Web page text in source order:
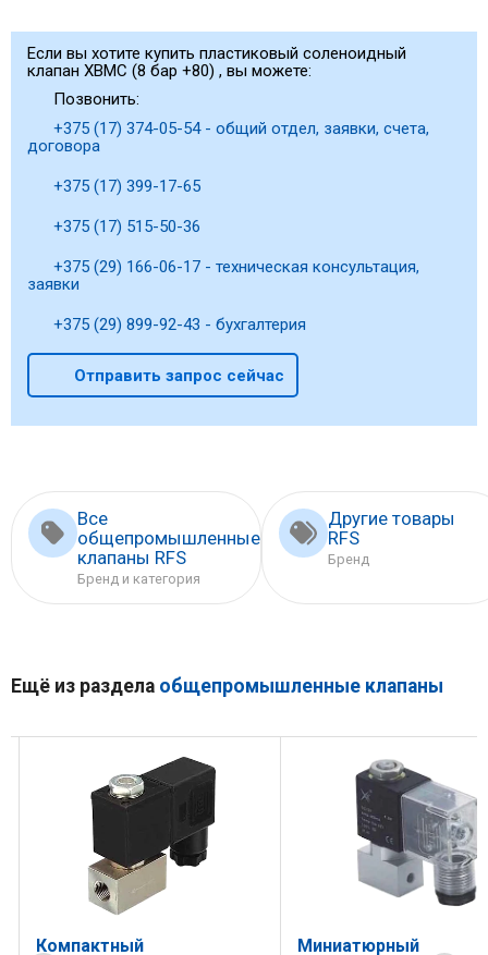
Если вы хотите купить пластиковый соленоидный
клапан XBMC (8 бар +80) , вы можете:
Позвонить:
+375 (17) 374-05-54 - общий отдел, заявки, счета,
договора
+375 (17) 399-17-65
+375 (17) 515-50-36
+375 (29) 166-06-17 - техническая консультация,
заявки
+375 (29) 899-92-43 - бухгалтерия
Отправить запрос сейчас
Все
общепромышленные
клапаны RFS
Бренд и категория
Другие товары
RFS
Бренд
Ещё из раздела общепромышленные клапаны
Миниатюрный
Миниклапан